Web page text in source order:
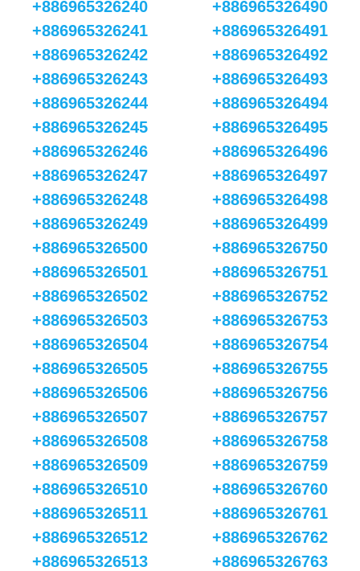
+886965326240
+886965326241
+886965326242
+886965326243
+886965326244
+886965326245
+886965326246
+886965326247
+886965326248
+886965326249
+886965326490
+886965326491
+886965326492
+886965326493
+886965326494
+886965326495
+886965326496
+886965326497
+886965326498
+886965326499
+886965326500
+886965326501
+886965326502
+886965326503
+886965326504
+886965326505
+886965326506
+886965326507
+886965326508
+886965326509
+886965326510
+886965326511
+886965326512
+886965326513
+886965326750
+886965326751
+886965326752
+886965326753
+886965326754
+886965326755
+886965326756
+886965326757
+886965326758
+886965326759
+886965326760
+886965326761
+886965326762
+886965326763